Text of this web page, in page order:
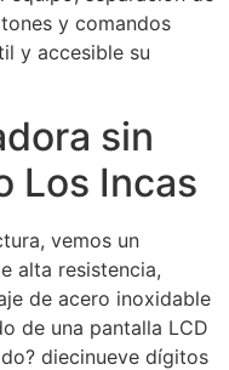
y comandos
y accesible su
sin
Los Incas
vemos un
alta resistencia,
de acero inoxidable
de una pantalla LCD
diecinueve dígitos